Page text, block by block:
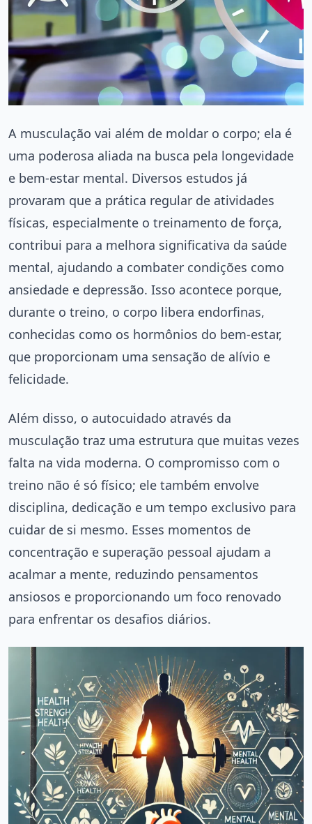
A musculação vai além de moldar o corpo; ela é
uma poderosa aliada na busca pela longevidade
e bem-estar mental. Diversos estudos já
provaram que a prática regular de atividades
físicas, especialmente o treinamento de força,
contribui para a melhora significativa da saúde
mental, ajudando a combater condições como
ansiedade e depressão. Isso acontece porque,
durante o treino, o corpo libera endorfinas,
conhecidas como os hormônios do bem-estar,
que proporcionam uma sensação de alívio e
felicidade.
Além disso, o autocuidado através da
musculação traz uma estrutura que muitas vezes
falta na vida moderna. O compromisso com o
treino não é só físico; ele também envolve
disciplina, dedicação e um tempo exclusivo para
cuidar de si mesmo. Esses momentos de
concentração e superação pessoal ajudam a
acalmar a mente, reduzindo pensamentos
ansiosos e proporcionando um foco renovado
para enfrentar os desafios diários.